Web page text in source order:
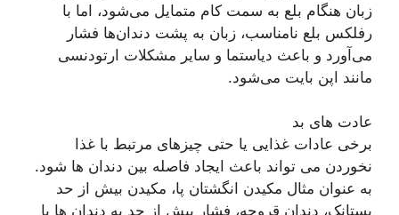
زبان هنگام بلع به سمت کام متمایل می‌شود، اما با
رفلکس بلع نامناسب، زبان به پشت دندان‌ها فشار
می‌آورد و باعث دیاستما و سایر مشکلات ارتودنسی
مانند اپن بایت می‌شود.
عادت های بد
برخی عادات غذایی یا حتی چیزهای مرتبط با غذا
نخوردن می تواند باعث ایجاد فاصله بین دندان ها شود.
به عنوان مثال مکیدن انگشتان پا، مکیدن بیش از حد
پستانک، دندان قروچه، فشار بیش از حد به دندان ها با